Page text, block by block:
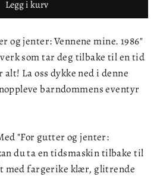
Legg i kurv
og jenter: Vennene mine. 1986"
som tar deg tilbake til en tid
alt! La oss dykke ned i denne
barndommens eventyr
"For gutter og jenter:
du ta en tidsmaskin tilbake til
med fargerike klær, glitrende